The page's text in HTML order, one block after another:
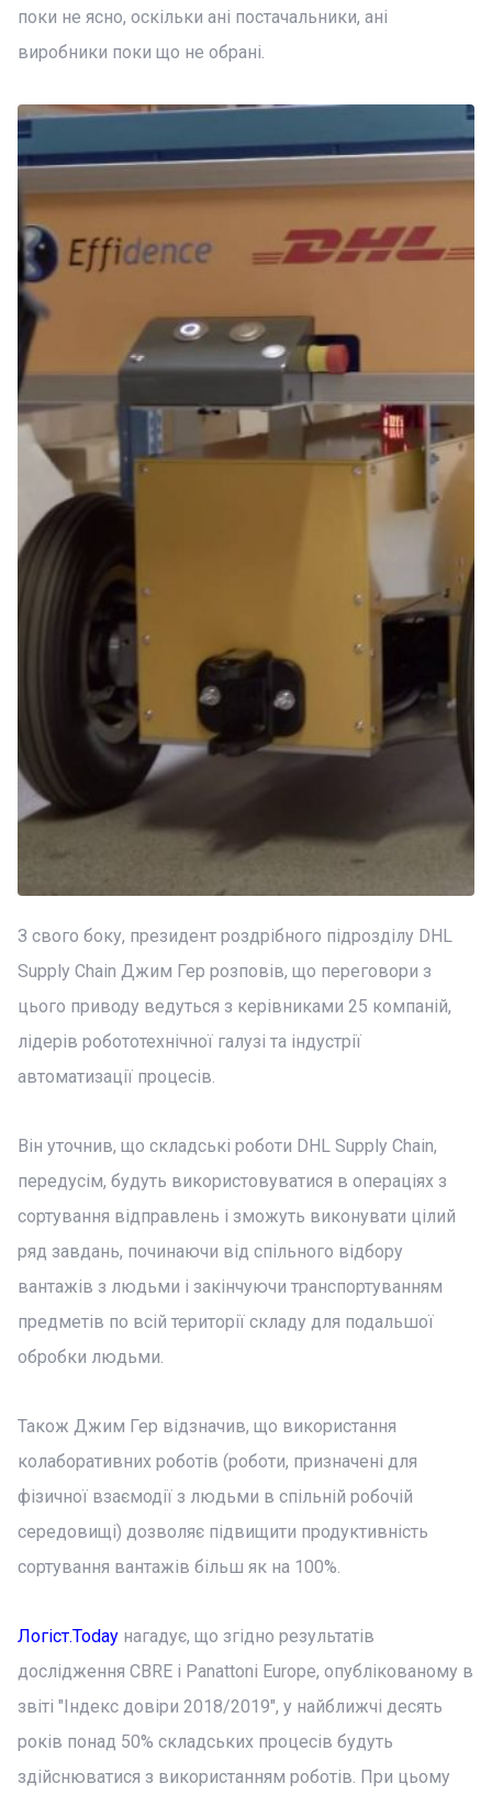
поки не ясно, оскільки ані постачальники, ані
виробники поки що не обрані.
З свого боку, президент роздрібного підрозділу DHL
Supply Chain Джим Гер розповів, що переговори з
цього приводу ведуться з керівниками 25 компаній,
лідерів робототехнічної галузі та індустрії
автоматизації процесів.
Він уточнив, що складські роботи DHL Supply Chain,
передусім, будуть використовуватися в операціях з
сортування відправлень і зможуть виконувати цілий
ряд завдань, починаючи від спільного відбору
вантажів з людьми і закінчуючи транспортуванням
предметів по всій території складу для подальшої
обробки людьми.
Також Джим Гер відзначив, що використання
колаборативних роботів (роботи, призначені для
фізичної взаємодії з людьми в спільній робочій
середовищі) дозволяє підвищити продуктивність
сортування вантажів більш як на 100%.
Логіст.Today нагадує, що згідно результатів
дослідження CBRE і Panattoni Europe, опублікованому в
звіті "Індекс довіри 2018/2019", у найближчі десять
років понад 50% складських процесів будуть
здійснюватися з використанням роботів. При цьому